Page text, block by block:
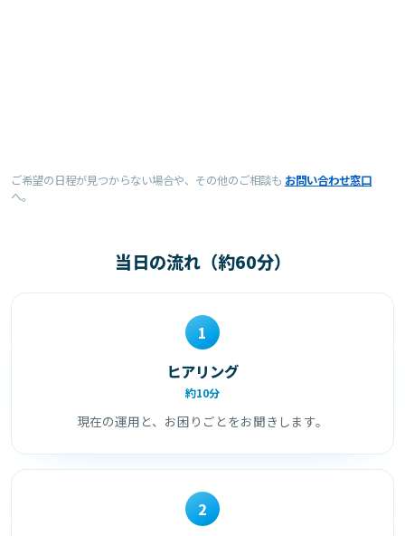
ご希望の日程が見つからない場合や、その他のご相談も お問い合わせ窓口
へ。
当日の流れ（約60分）
1
ヒアリング
約10分
現在の運用と、お困りごとをお聞きします。
2